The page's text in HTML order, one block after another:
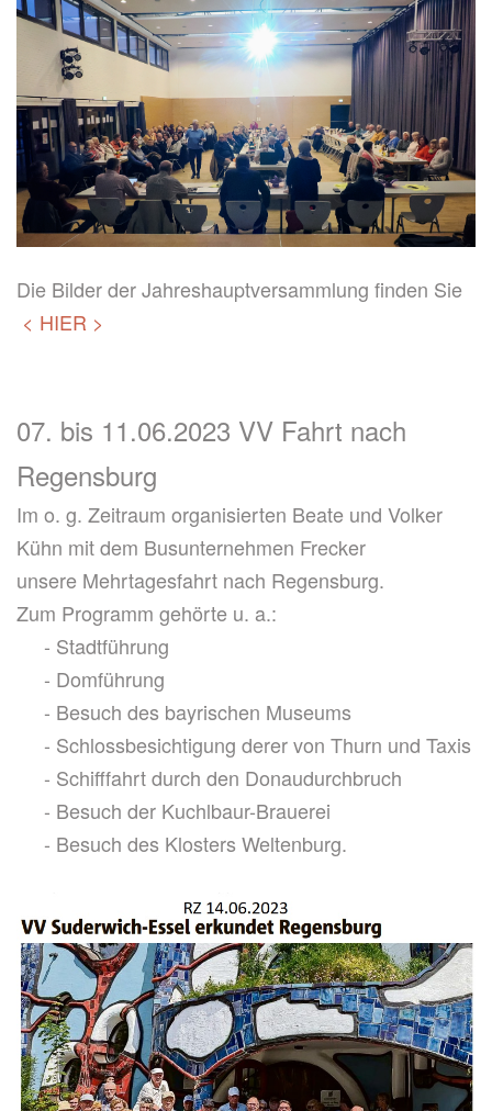
Die Bilder der Jahreshauptversammlung finden Sie
< HIER >
07. bis 11.06.2023 VV Fahrt nach
Regensburg
Im o. g. Zeitraum organisierten Beate und Volker
Kühn mit dem Busunternehmen Frecker
unsere Mehrtagesfahrt nach Regensburg.
Zum Programm gehörte u. a.:
- Stadtführung
- Domführung
- Besuch des bayrischen Museums
- Schlossbesichtigung derer von Thurn und Taxis
- Schifffahrt durch den Donaudurchbruch
- Besuch der Kuchlbaur-Brauerei
- Besuch des Klosters Weltenburg.